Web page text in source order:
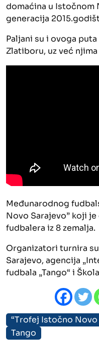
domaćina u Istočnom
generacija
Paljani su i ovoga
Zlatiboru, uz već
Međunarodnog
Novo Sarajevo” koji
fudbalera iz 8 zemalja.
Organizatori turnira
Sarajevo, agencija
fudbala „Tango“ i
“Trofej Istočno Novo
Tango